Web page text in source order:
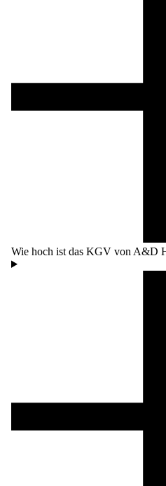
Wie hoch ist das KGV von A&D